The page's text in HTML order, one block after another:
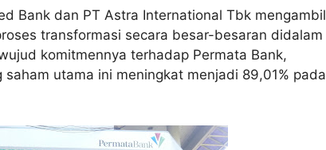
Bank dan PT Astra International Tbk mengambil
transformasi secara besar-besaran didalam
komitmennya terhadap Permata Bank,
utama ini meningkat menjadi 89,01% pada